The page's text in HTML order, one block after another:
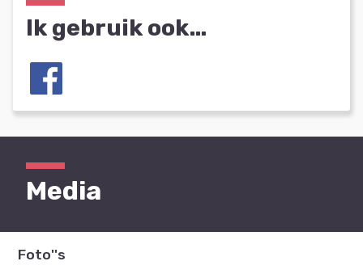
Ik gebruik ook…
Media
Foto''s